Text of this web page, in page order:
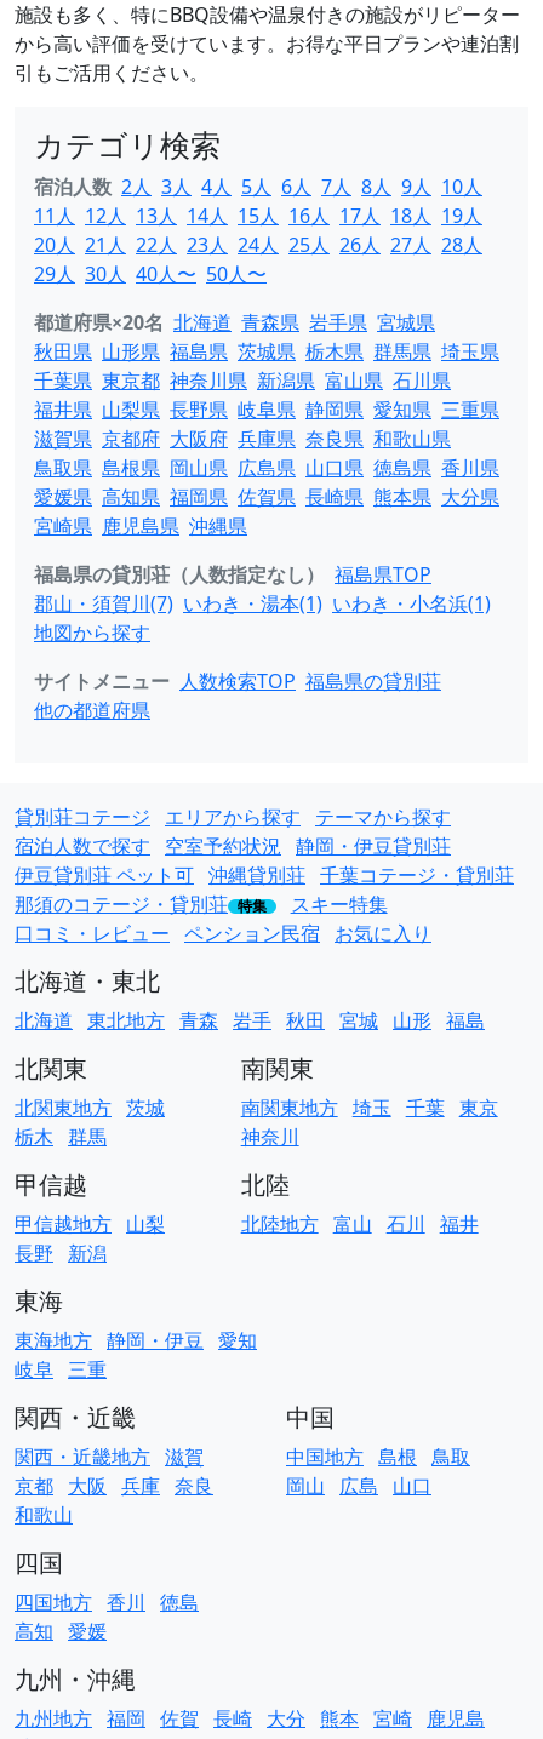
施設も多く、特にBBQ設備や温泉付きの施設がリピーター
から高い評価を受けています。お得な平日プランや連泊割
引もご活用ください。
カテゴリ検索
宿泊人数 2人 3人 4人 5人 6人 7人 8人 9人 10人
11人 12人 13人 14人 15人 16人 17人 18人 19人
20人 21人 22人 23人 24人 25人 26人 27人 28人
29人 30人 40人〜 50人〜
都道府県×20名 北海道 青森県 岩手県 宮城県
秋田県 山形県 福島県 茨城県 栃木県 群馬県 埼玉県
千葉県 東京都 神奈川県 新潟県 富山県 石川県
福井県 山梨県 長野県 岐阜県 静岡県 愛知県 三重県
滋賀県 京都府 大阪府 兵庫県 奈良県 和歌山県
鳥取県 島根県 岡山県 広島県 山口県 徳島県 香川県
愛媛県 高知県 福岡県 佐賀県 長崎県 熊本県 大分県
宮崎県 鹿児島県 沖縄県
福島県の貸別荘（人数指定なし）
福島県TOP
郡山・須賀川(7) いわき・湯本(1) いわき・小名浜(1)
地図から探す
サイトメニュー 人数検索TOP 福島県の貸別荘
他の都道府県
貸別荘コテージ エリアから探す
テーマから探す
宿泊人数で探す
空室予約状況 静岡・伊豆貸別荘
伊豆貸別荘 ペット可 沖縄貸別荘 千葉コテージ・貸別荘
那須のコテージ・貸別荘 特集
スキー特集
口コミ・レビュー ペンション民宿 お気に入り
北海道・東北
北海道 東北地方 青森 岩手 秋田 宮城 山形 福島
北関東
北関東地方 茨城
栃木 群馬
南関東
南関東地方 埼玉 千葉 東京
神奈川
甲信越
甲信越地方 山梨
長野
新潟
北陸
北陸地方 富山 石川 福井
東海
東海地方 静岡・伊豆 愛知
岐阜 三重
関西・近畿
関西・近畿地方 滋賀
京都 大阪 兵庫 奈良
和歌山
中国
中国地方 島根 鳥取
岡山
広島 山口
四国
四国地方 香川
徳島
高知 愛媛
九州・沖縄
九州地方 福岡 佐賀 長崎 大分 熊本 宮崎
鹿児島